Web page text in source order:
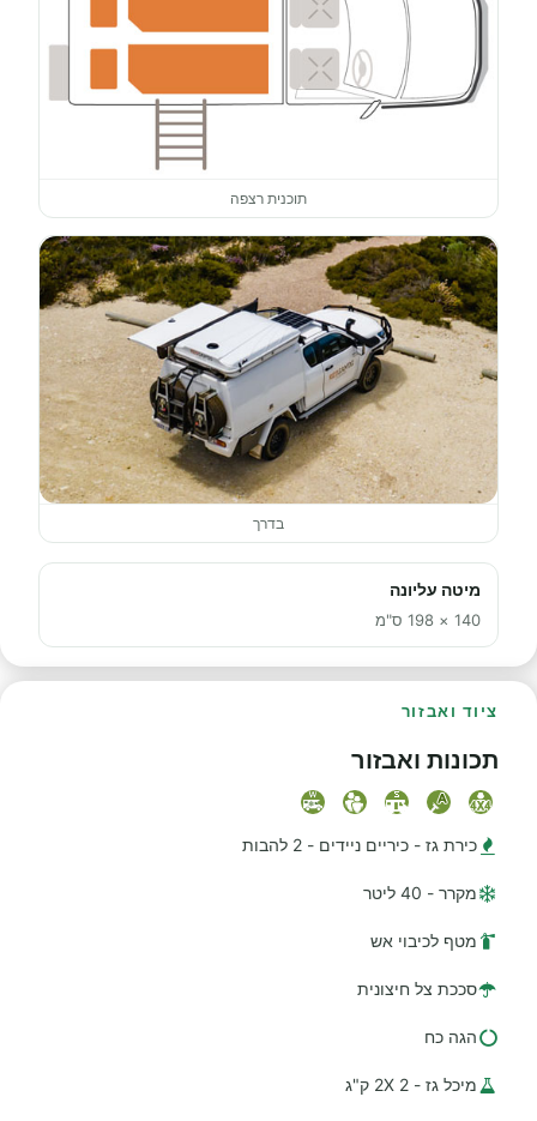
תוכנית רצפה
בדרך
מיטה עליונה
140 × 198 ס"מ
ציוד ואבזור
תכונות ואבזור
כירת גז - כיריים ניידים - 2 להבות
מקרר - 40 ליטר
מטף לכיבוי אש
סככת צל חיצונית
הגה כח
מיכל גז - 2 2X ק"ג